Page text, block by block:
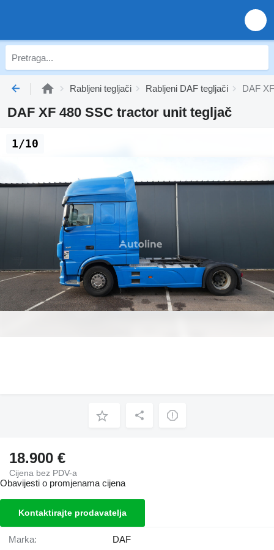
Rabljeni tegljači Rabljeni DAF tegljači DAF
DAF XF 480 SSC tractor unit tegljač
1/10
18.900 €
Cijena bez PDV-a
Obavijesti o promjenama cijena
Kontaktirajte prodavatelja
Marka: DAF